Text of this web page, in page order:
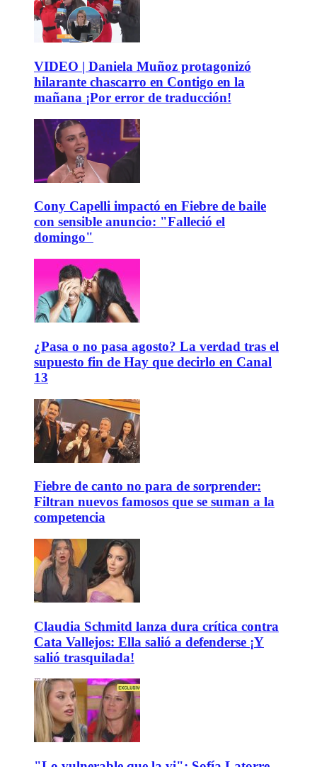
VIDEO | Daniela Muñoz protagonizó
hilarante chascarro en Contigo en la
mañana ¡Por error de traducción!
Cony Capelli impactó en Fiebre de baile
con sensible anuncio: "Falleció el
domingo"
¿Pasa o no pasa agosto? La verdad tras el
supuesto fin de Hay que decirlo en Canal
13
Fiebre de canto no para de sorprender:
Filtran nuevos famosos que se suman a la
competencia
Claudia Schmitd lanza dura crítica contra
Cata Vallejos: Ella salió a defenderse ¡Y
salió trasquilada!